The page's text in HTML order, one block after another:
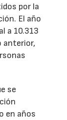
por la
El año
a 10.313
anterior,
se
en años